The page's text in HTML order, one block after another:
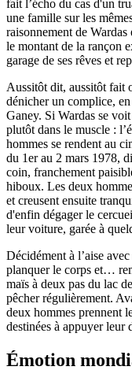
fait l’écho du cas d'un
une famille sur les
raisonnement de
le montant de la rançon
garage de ses rêves et
Aussitôt dit, aussitôt fait
dénicher un complice,
Ganey. Si Wardas se
plutôt dans le muscle :
hommes se rendent au
du 1er au 2 mars 1978,
coin, franchement
hiboux. Les deux
et creusent ensuite
d'enfin dégager le
leur voiture, garée à
Décidément à l’aise
planquer le corps et…
maïs à deux pas du lac
pêcher régulièrement.
deux hommes prennent
destinées à appuyer leur
Émotion